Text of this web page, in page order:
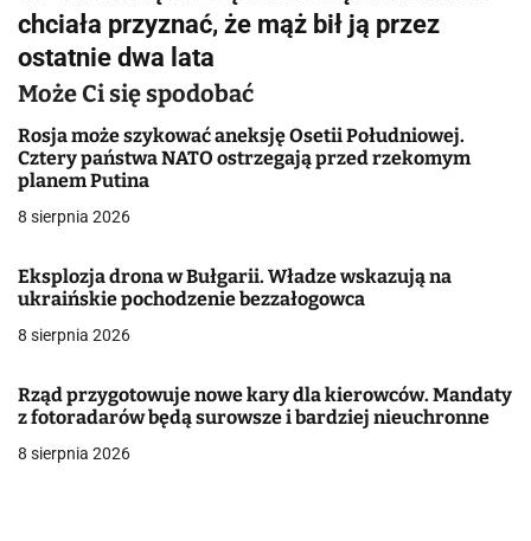
g
a
c
j
a
w
p
s
u
chciała przyznać, że mąż bił ją przez
ostatnie dwa lata
Może Ci się spodobać
Rosja może szykować aneksję Osetii Południowej.
Cztery państwa NATO ostrzegają przed rzekomym
planem Putina
8 sierpnia 2026
Eksplozja drona w Bułgarii. Władze wskazują na
ukraińskie pochodzenie bezzałogowca
8 sierpnia 2026
Rząd przygotowuje nowe kary dla kierowców. Mandaty
z fotoradarów będą surowsze i bardziej nieuchronne
8 sierpnia 2026